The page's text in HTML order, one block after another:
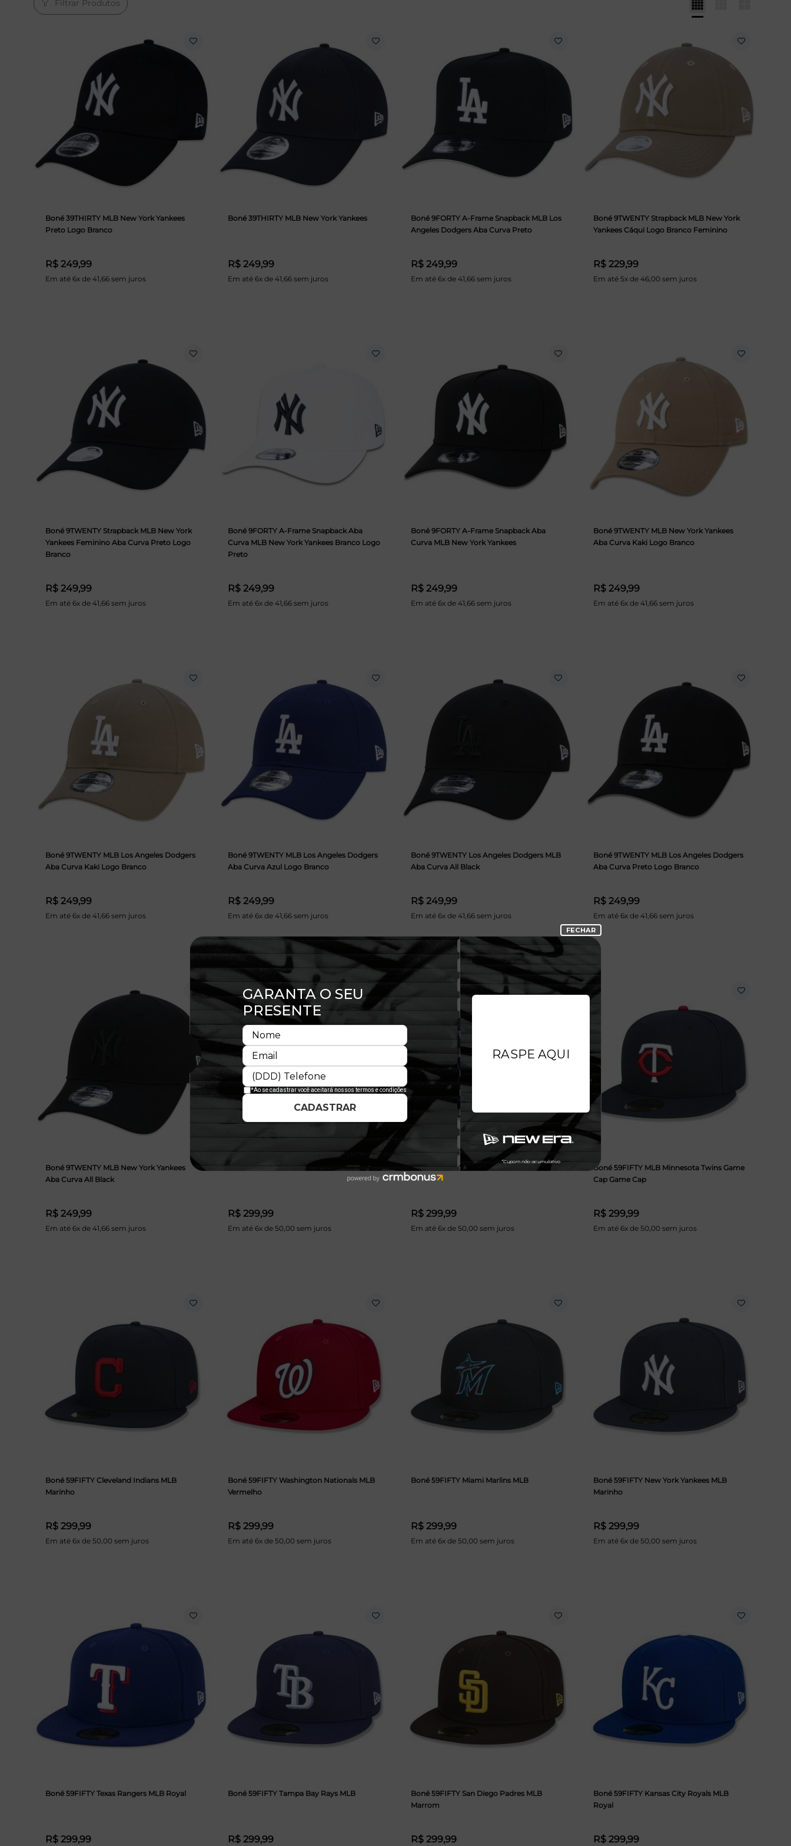
Filtrar Produtos
Boné 39THIRTY MLB New York Yankees
Preto Logo Branco
R$ 249,99
Em até 6x de 41,66 sem juros
Boné 39THIRTY MLB New York Yankees
R$ 249,99
Em até 6x de 41,66 sem juros
Boné 9FORTY A-Frame Snapback MLB Los
Angeles Dodgers Aba Curva Preto
R$ 249,99
Em até 6x de 41,66 sem juros
Boné 9TWENTY Strapback MLB New York
Yankees Cáqui Logo Branco Feminino
R$ 229,99
Em até 5x de 46,00 sem juros
Boné 9TWENTY Strapback MLB New York
Yankees Feminino Aba Curva Preto Logo
Branco
R$ 249,99
Em até 6x de 41,66 sem juros
Boné 9FORTY A-Frame Snapback Aba
Curva MLB New York Yankees Branco Logo
Preto
R$ 249,99
Em até 6x de 41,66 sem juros
Boné 9FORTY A-Frame Snapback Aba
Curva MLB New York Yankees
R$ 249,99
Em até 6x de 41,66 sem juros
Boné 9TWENTY MLB New York Yankees
Aba Curva Kaki Logo Branco
R$ 249,99
Em até 6x de 41,66 sem juros
Boné 9TWENTY MLB Los Angeles Dodgers
Aba Curva Kaki Logo Branco
R$ 249,99
Em até 6x de 41,66 sem juros
Boné 9TWENTY MLB Los Angeles Dodgers
Aba Curva Azul Logo Branco
R$ 249,99
Em até 6x de 41,66 sem juros
Boné 9TWENTY Los Angeles Dodgers MLB
Aba Curva All Black
R$ 249,99
Em até 6x de 41,66 sem juros
Boné 9TWENTY MLB Los Angeles Dodgers
Aba Curva Preto Logo Branco
R$ 249,99
Em até 6x de 41,66 sem juros
Boné 9TWENTY MLB New York Yankees
Aba Curva All Black
R$ 249,99
Em até 6x de 41,66 sem juros
Boné 59FIFTY Colorado Rockies MLB Preto
R$ 299,99
Em até 6x de 50,00 sem juros
Boné 59FIFTY Milwaukee Brewers MLB
R$ 299,99
Em até 6x de 50,00 sem juros
Boné 59FIFTY MLB Minnesota Twins Game
Cap Game Cap
R$ 299,99
Em até 6x de 50,00 sem juros
Boné 59FIFTY Cleveland Indians MLB
Marinho
R$ 299,99
Em até 6x de 50,00 sem juros
Boné 59FIFTY Washington Nationals MLB
Vermelho
R$ 299,99
Em até 6x de 50,00 sem juros
Boné 59FIFTY Miami Marlins MLB
R$ 299,99
Em até 6x de 50,00 sem juros
Boné 59FIFTY New York Yankees MLB
Marinho
R$ 299,99
Em até 6x de 50,00 sem juros
Boné 59FIFTY Texas Rangers MLB Royal
R$ 299,99
Boné 59FIFTY Tampa Bay Rays MLB
R$ 299,99
Boné 59FIFTY San Diego Padres MLB
Marrom
R$ 299,99
Boné 59FIFTY Kansas City Royals MLB
Royal
R$ 299,99